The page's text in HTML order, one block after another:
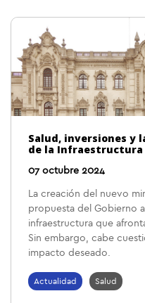
Salud, inversiones y
de la Infraestructura
07 octubre 2024
La creación del nuevo
propuesta del Gobierno
infraestructura que
Sin embargo, cabe
impacto deseado.
Actualidad Salud